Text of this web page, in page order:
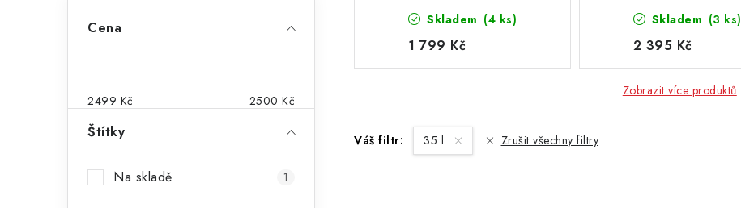
t
Cena
2499 Kč 2500 Kč
Štítky
Na skladě 1
Skladem (4 ks)
1 799 Kč
Skladem (3 ks)
2 395 Kč
Zobrazit více produktů
Váš filtr: 35 l Zrušit všechny filtry